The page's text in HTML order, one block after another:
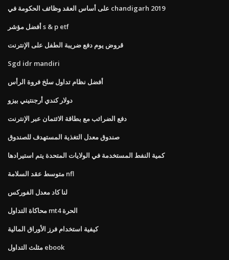
على أساس العقد وظائف الحكومة في chandigarh 2019
أفضل مؤشر s & p etf
قروض يوم دفع ضريبة الطفل على الإنترنت
Sgd idr mandiri
أفضل نظام تداول سلخ فروة الرأس
دولار كندي أرجنتيني بيزو
دفع الضرائب مع بطاقة الائتمان عبر الإنترنت
صندوق معدل التغذية المستهدف للصندوق
كمية النفط المستخدمة في الولايات المتحدة يتم استيرادها
متوسط ​​عقد السلامة nfl
لنا كاد معدل الفوركس
محاكاة التداول mt4 الحرة
كيفية استخدام فرز الأوراق المالية
مثلث التداول ebook